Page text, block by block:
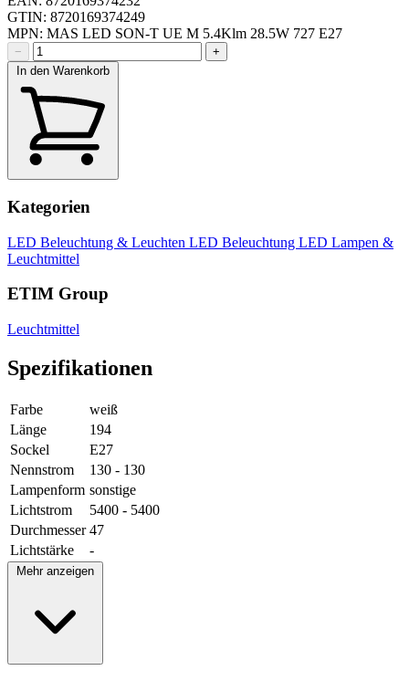
GTIN: 8720169374249
MPN: MAS LED SON-T UE M 5.4Klm 28.5W 727 E27
−
+
In den Warenkorb
Kategorien
LED Beleuchtung & Leuchten LED Beleuchtung LED Lampen &
Leuchtmittel
ETIM Group
Leuchtmittel
Spezifikationen
Farbe
weiß
Länge
194
Sockel
E27
Nennstrom
130 - 130
Lampenform sonstige
Lichtstrom
5400 - 5400
Durchmesser 47
Lichtstärke
-
Mehr anzeigen